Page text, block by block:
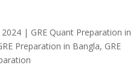
2024 | GRE Quant Preparation in
Preparation in Bangla, GRE